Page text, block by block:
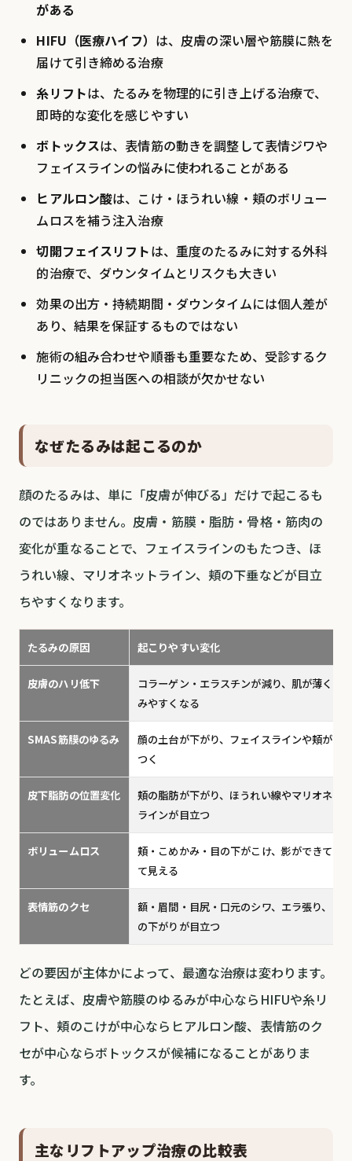
がある
HIFU（医療ハイフ） は、皮膚の深い層や筋膜に熱を
届けて引き締める治療
糸リフトは、たるみを物理的に引き上げる治療で、
即時的な変化を感じやすい
ボトックスは、表情筋の動きを調整して表情ジワや
フェイスラインの悩みに使われることがある
ヒアルロン酸は、こけ・ほうれい線・頬のボリュー
ムロスを補う注入治療
切開フェイスリフトは、重度のたるみに対する外科
的治療で、ダウンタイムとリスクも大きい
効果の出方・持続期間・ダウンタイムには個人差が
あり、結果を保証するものではない
施術の組み合わせや順番も重要なため、受診するク
リニックの担当医への相談が欠かせない
なぜたるみは起こるのか
顔のたるみは、単に「皮膚が伸びる」だけで起こるも
のではありません。皮膚・筋膜・脂肪・骨格・筋肉の
変化が重なることで、フェイスラインのもたつき、ほ
うれい線、マリオネットライン、頬の下垂などが目立
ちやすくなります。
たるみの原因 起こりやすい変化
皮膚のハリ低下
コラーゲン・エラスチンが減り、肌が薄くゆ
みやすくなる
SMAS筋膜のゆるみ
顔の土台が下がり、フェイスラインや頬がも
つく
皮下脂肪の位置変化
頬の脂肪が下がり、ほうれい線やマリオネッ
ラインが目立つ
ボリュームロス
頬・こめかみ・目の下がこけ、影ができて老
て見える
表情筋のクセ
額・眉間・目尻・口元のシワ、エラ張り、口角
の下がりが目立つ
どの要因が主体かによって、最適な治療は変わります。
たとえば、皮膚や筋膜のゆるみが中心ならHIFUや糸リ
フト、頬のこけが中心ならヒアルロン酸、表情筋のク
セが中心ならボトックスが候補になることがありま
す。
主なリフトアップ治療の比較表